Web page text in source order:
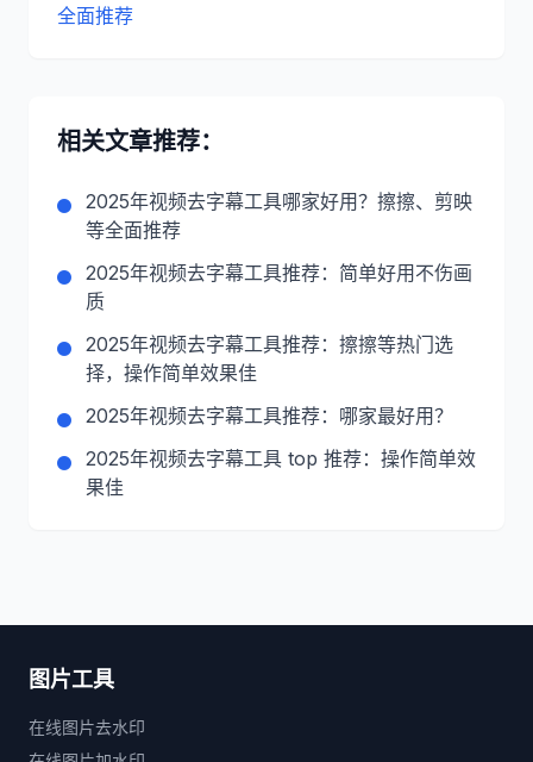
全面推荐
相关文章推荐：
2025年视频去字幕工具哪家好用？擦擦、剪映
等全面推荐
2025年视频去字幕工具推荐：简单好用不伤画
质
2025年视频去字幕工具推荐：擦擦等热门选
择，操作简单效果佳
2025年视频去字幕工具推荐：哪家最好用？
2025年视频去字幕工具 top 推荐：操作简单效
果佳
图片工具
在线图片去水印